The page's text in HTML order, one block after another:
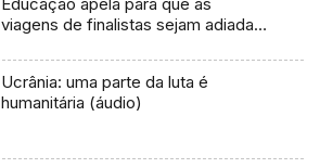
viagens de finalistas sejam adiadas
Ucrânia: uma parte da luta é
humanitária (áudio)